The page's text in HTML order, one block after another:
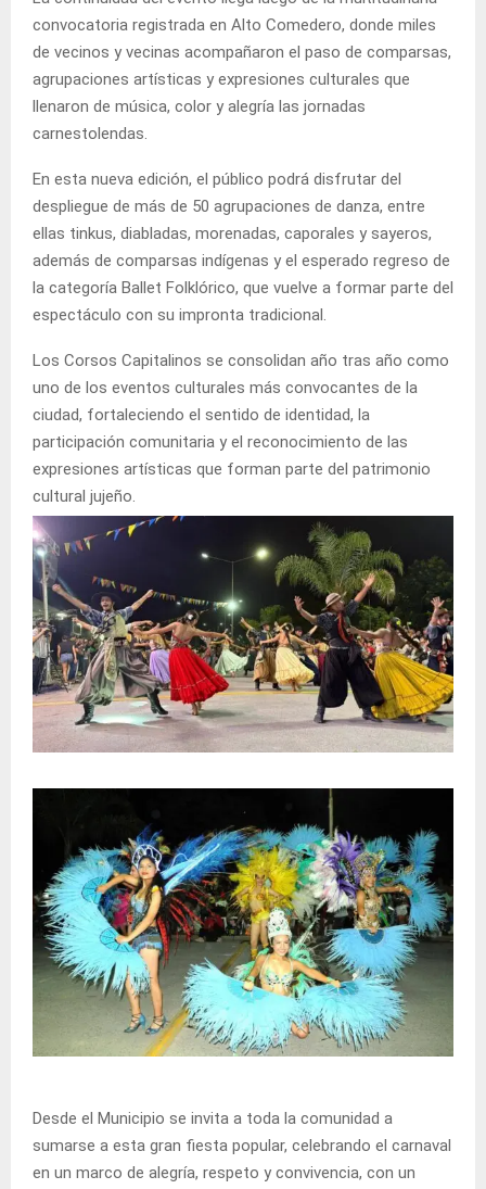
convocatoria registrada en Alto Comedero, donde miles
de vecinos y vecinas acompañaron el paso de comparsas,
agrupaciones artísticas y expresiones culturales que
llenaron de música, color y alegría las jornadas
carnestolendas.
En esta nueva edición, el público podrá disfrutar del
despliegue de más de 50 agrupaciones de danza, entre
ellas tinkus, diabladas, morenadas, caporales y sayeros,
además de comparsas indígenas y el esperado regreso de
la categoría Ballet Folklórico, que vuelve a formar parte del
espectáculo con su impronta tradicional.
Los Corsos Capitalinos se consolidan año tras año como
uno de los eventos culturales más convocantes de la
ciudad, fortaleciendo el sentido de identidad, la
participación comunitaria y el reconocimiento de las
expresiones artísticas que forman parte del patrimonio
cultural jujeño.
Desde el Municipio se invita a toda la comunidad a
sumarse a esta gran fiesta popular, celebrando el carnaval
en un marco de alegría, respeto y convivencia, con un